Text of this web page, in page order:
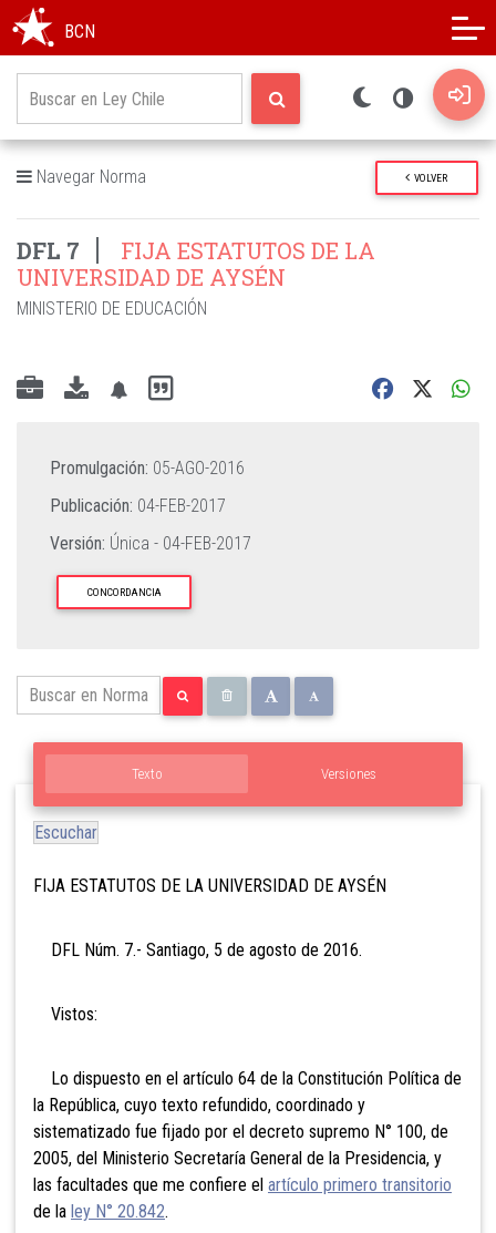
BCN
Navegar Norma VOLVER
DFL 7
FIJA ESTATUTOS DE LA
UNIVERSIDAD DE AYSÉN
MINISTERIO DE EDUCACIÓN
Promulgación: 05-AGO-2016
Publicación: 04-FEB-2017
Versión: Única - 04-FEB-2017
CONCORDANCIA
Texto Versiones
Escuchar
FIJA ESTATUTOS DE LA UNIVERSIDAD DE AYSÉN
DFL Núm. 7.- Santiago, 5 de agosto de 2016.
Vistos:
Lo dispuesto en el artículo 64 de la Constitución Política de
la República, cuyo texto refundido, coordinado y
sistematizado fue fijado por el decreto supremo N° 100, de
2005, del Ministerio Secretaría General de la Presidencia, y
las facultades que me confiere el artículo primero transitorio
de la ley N° 20.842.